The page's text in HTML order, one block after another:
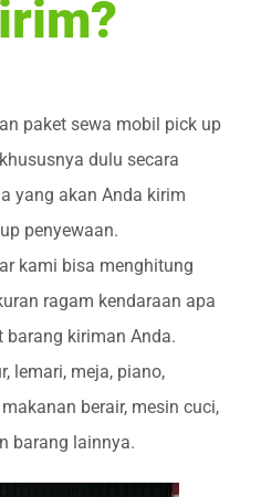
paket sewa mobil pick up
dulu secara
yang akan Anda kirim
penyewaan.
kami bisa menghitung
ragam kendaraan apa
kiriman Anda.
lemari, meja, piano,
berair, mesin cuci,
barang lainnya.